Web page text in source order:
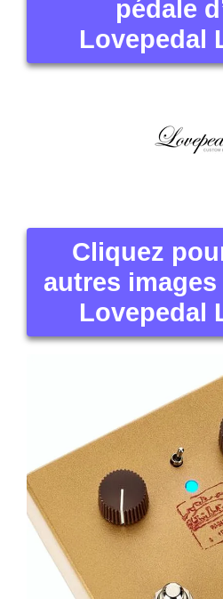
pédale
Lovepedal
Cliquez
autres
Lovepedal